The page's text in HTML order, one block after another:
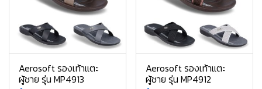
Aerosoft รองเท้าแตะ
ผู้ชาย รุ่น MP4913
Aerosoft รองเท้าแตะ
ผู้ชาย รุ่น MP4912